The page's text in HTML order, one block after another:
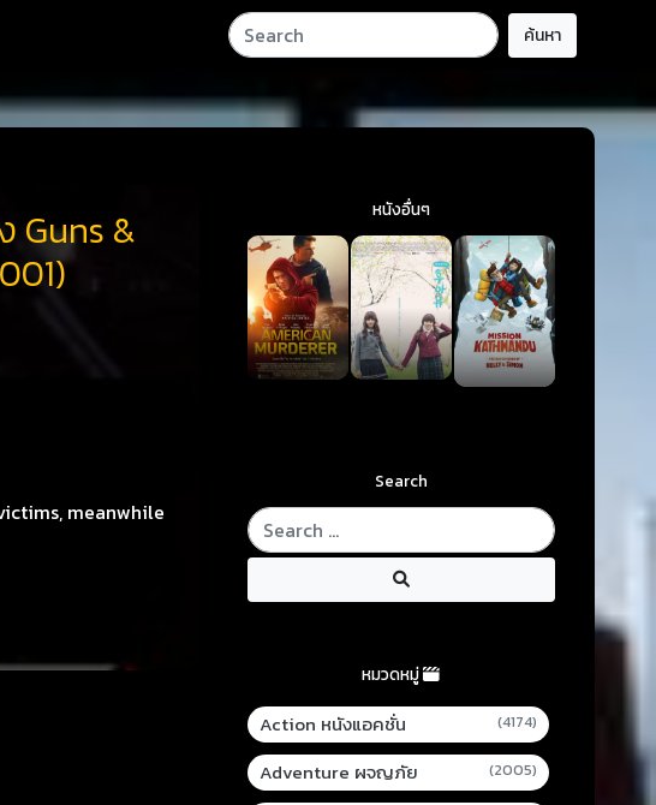
ค้นหา
Guns &
meanwhile
หนังอื่นๆ
Search
หมวดหมู่
Action หนังแอคชั่น (4174)
Adventure ผจญภัย (2005)